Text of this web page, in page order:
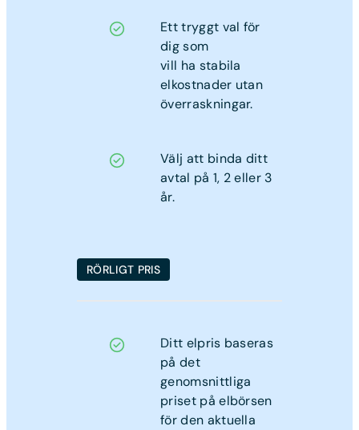
Ett tryggt val för
dig som
vill ha stabila
elkostnader utan
överraskningar.
Välj att binda ditt
avtal på 1, 2 eller 3
år.
RÖRLIGT PRIS
Ditt elpris baseras
på det
genomsnittliga
priset på elbörsen
för den aktuella